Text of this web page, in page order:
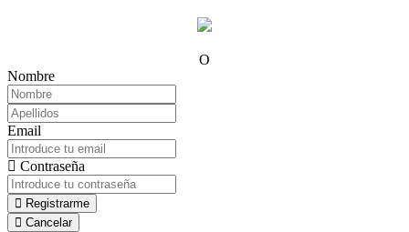
O
Nombre
Email
Contraseña
Registrarme
Cancelar